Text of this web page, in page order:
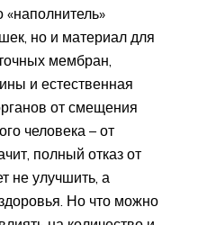
но и материал для
мембран,
и естественная
от смещения
человека – от
полный отказ от
не улучшить, а
Но что можно